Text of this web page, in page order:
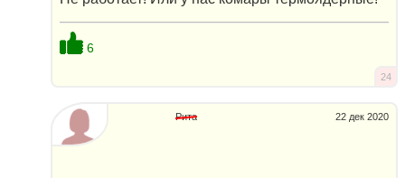
6
24
22 дек 2020
Рита